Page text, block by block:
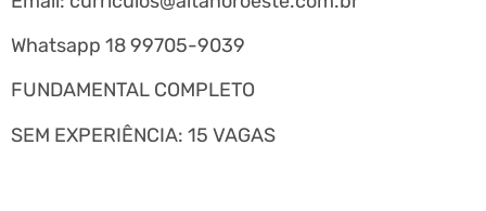
Whatsapp 18 99705-9039
FUNDAMENTAL COMPLETO
SEM EXPERIÊNCIA: 15 VAGAS